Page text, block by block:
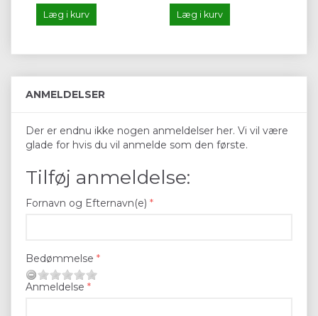
Læg i kurv Læg i kurv
ANMELDELSER
Der er endnu ikke nogen anmeldelser her. Vi vil være
glade for hvis du vil anmelde som den første.
Tilføj anmeldelse:
Fornavn og Efternavn(e)
Bedømmelse
Anmeldelse